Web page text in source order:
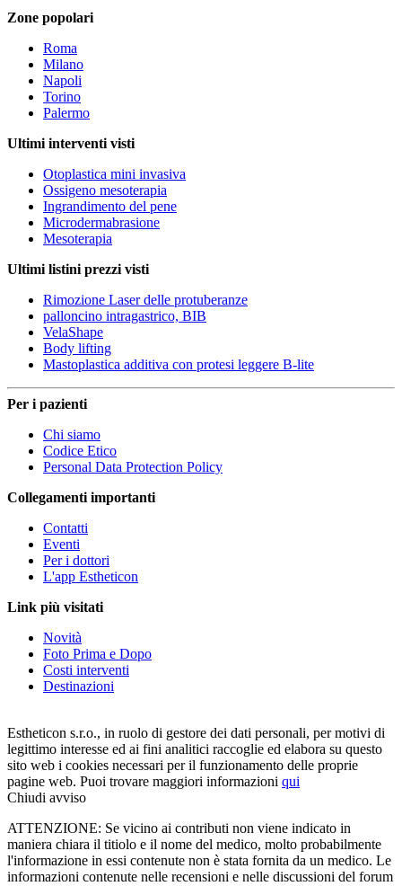
Zone popolari
Roma
Milano
Napoli
Torino
Palermo
Ultimi interventi visti
Otoplastica mini invasiva
Ossigeno mesoterapia
Ingrandimento del pene
Microdermabrasione
Mesoterapia
Ultimi listini prezzi visti
Rimozione Laser delle protuberanze
palloncino intragastrico, BIB
VelaShape
Body lifting
Mastoplastica additiva con protesi leggere B-lite
Per i pazienti
Chi siamo
Codice Etico
Personal Data Protection Policy
Collegamenti importanti
Contatti
Eventi
Per i dottori
L'app Estheticon
Link più visitati
Novità
Foto Prima e Dopo
Costi interventi
Destinazioni
Estheticon s.r.o., in ruolo di gestore dei dati personali, per motivi di
legittimo interesse ed ai fini analitici raccoglie ed elabora su questo
sito web i cookies necessari per il funzionamento delle proprie
pagine web. Puoi trovare maggiori informazioni qui
Chiudi avviso
ATTENZIONE: Se vicino ai contributi non viene indicato in
maniera chiara il titiolo e il nome del medico, molto probabilmente
l'informazione in essi contenute non è stata fornita da un medico. Le
informazioni contenute nelle recensioni e nelle discussioni del forum